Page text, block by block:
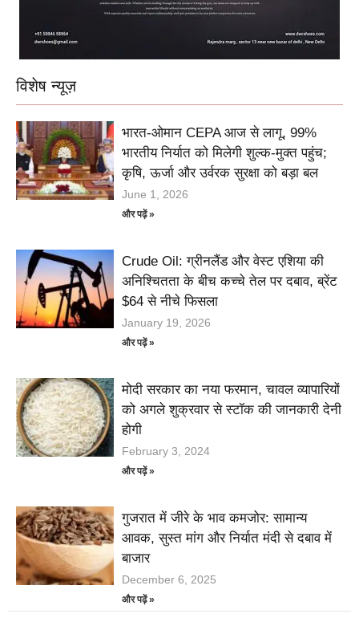
विशेष न्यूज़
भारत-ओमान CEPA आज से लागू, 99%
भारतीय निर्यात को मिलेगी शुल्क-मुक्त पहुंच;
कृषि, ऊर्जा और उर्वरक सुरक्षा को बड़ा बल
June 1, 2026
और पढ़ें »
Crude Oil: ग्रीनलैंड और वेस्ट एशिया की
अनिश्चितता के बीच कच्चे तेल पर दबाव, ब्रेंट
$64 से नीचे फिसला
January 19, 2026
और पढ़ें »
मोदी सरकार का नया फरमान, चावल व्यापारियों
को अगले शुक्रवार से स्टॉक की जानकारी देनी
होगी
February 3, 2024
और पढ़ें »
गुजरात में जीरे के भाव कमजोर: सामान्य
आवक, सुस्त मांग और निर्यात मंदी से दबाव में
बाजार
December 6, 2025
और पढ़ें »